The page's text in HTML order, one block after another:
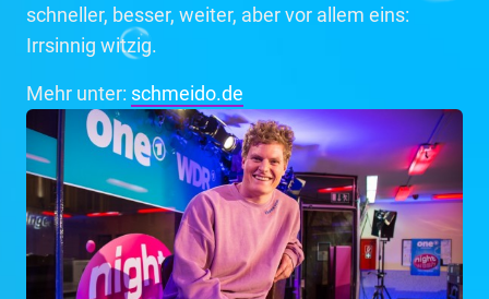
schneller, besser, weiter, aber vor allem eins:
Irrsinnig witzig.
Mehr unter: schmeido.de